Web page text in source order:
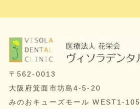
〒562-0013
大阪府箕面市坊島4-5-20
みのおキューズモール WEST1-105